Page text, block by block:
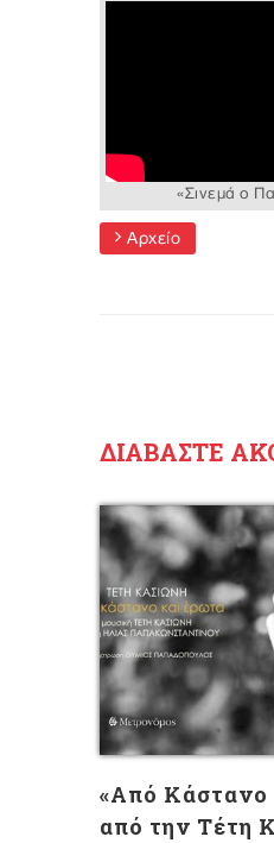
«Σινεμά ο
Αρχείο
ΔΙΑΒΑΣΤΕ
«Από Κάστανο
από την Τέτη